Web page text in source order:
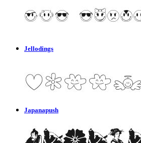
Jellodings
Japanapush